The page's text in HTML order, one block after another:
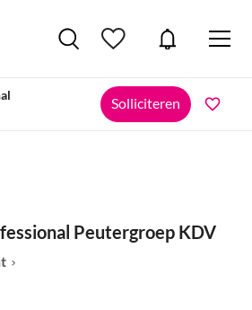
Solliciteren
Peutergroep KDV